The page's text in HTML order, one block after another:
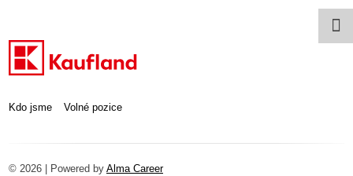
Kdo jsme Volné pozice
© 2026 | Powered by Alma Career